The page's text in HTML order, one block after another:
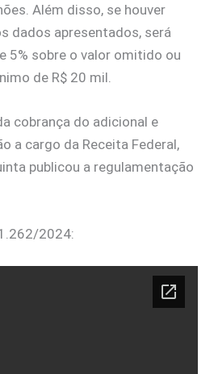
Além disso, se houver
dados apresentados, será
5% sobre o valor omitido ou
de R$ 20 mil.
cobrança do adicional e
a cargo da Receita Federal,
publicou a regulamentação
2024: